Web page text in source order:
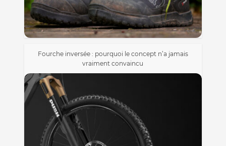
Fourche inversée : pourquoi le concept n’a jamais
vraiment convaincu